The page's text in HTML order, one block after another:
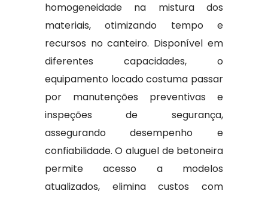
homogeneidade na mistura dos
materiais, otimizando tempo e
recursos no canteiro. Disponível em
diferentes capacidades, o
equipamento locado costuma passar
por manutenções preventivas e
inspeções de segurança,
assegurando desempenho e
confiabilidade. O aluguel de betoneira
permite acesso a modelos
atualizados, elimina custos com